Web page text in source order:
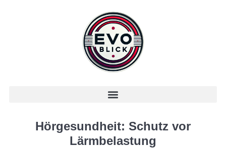
Hörgesundheit: Schutz vor
Lärmbelastung